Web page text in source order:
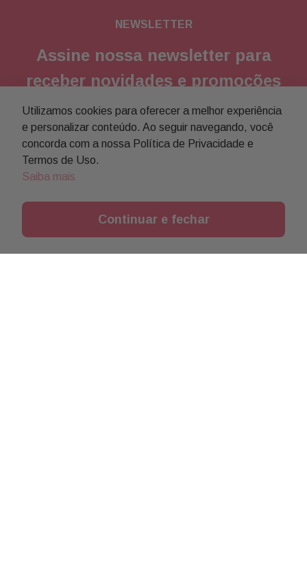
NEWSLETTER
Assine nossa newsletter para
receber novidades e promoções
Enviar
Concordo com a política de privacidade
Utilizamos cookies para oferecer a melhor experiência
e personalizar conteúdo. Ao seguir navegando, você
concorda com a nossa Política de Privacidade e
Termos de Uso.
Saiba mais
Continuar e fechar